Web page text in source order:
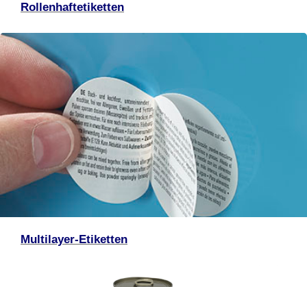
Rollenhaftetiketten
Multilayer-Etiketten